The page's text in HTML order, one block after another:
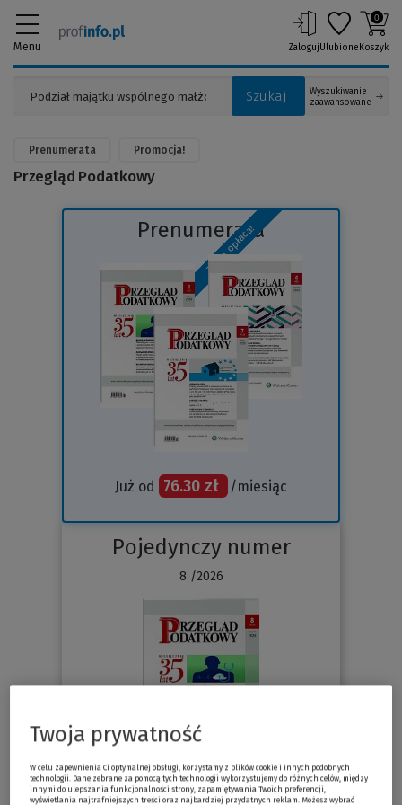
Menu
Szukaj
Wyszukiwanie
zaawansowane
ZalogujUlubione
0
Koszyk
Prenumerata Promocja!
Przegląd Podatkowy
To się opłaca!
Prenumerata
Już od 76.30 zł /miesiąc
Pojedynczy numer
8 /2026
Sprawdź
Twoja prywatność
W celu zapewnienia Ci optymalnej obsługi, korzystamy z plików cookie i innych podobnych
technologii. Dane zebrane za pomocą tych technologii wykorzystujemy do różnych celów, między
innymi do ulepszania funkcjonalności strony, zapamiętywania Twoich preferencji,
wyświetlania najtrafniejszych treści oraz najbardziej przydatnych reklam. Możesz wybrać